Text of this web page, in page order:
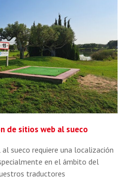
de sitios web al sueco
sueco requiere una localización
en el ámbito del
traductores